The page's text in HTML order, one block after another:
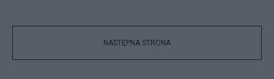
NASTĘPNA STRONA